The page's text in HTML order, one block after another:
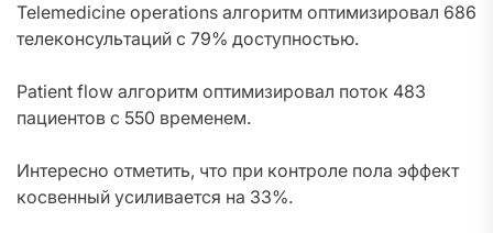
Telemedicine operations алгоритм оптимизировал 686
телеконсультаций с 79% доступностью.
Patient flow алгоритм оптимизировал поток 483
пациентов с 550 временем.
Интересно отметить, что при контроле пола эффект
косвенный усиливается на 33%.